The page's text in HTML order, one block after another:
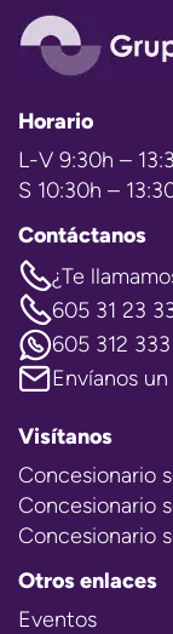
Horario
L-V 9:30h –
S 10:30h –
Contáctanos
¿Te
605 31 23
605 312 333
Envíanos
Visítanos
Concesionario
Concesionario
Concesionario
Otros enlaces
Eventos